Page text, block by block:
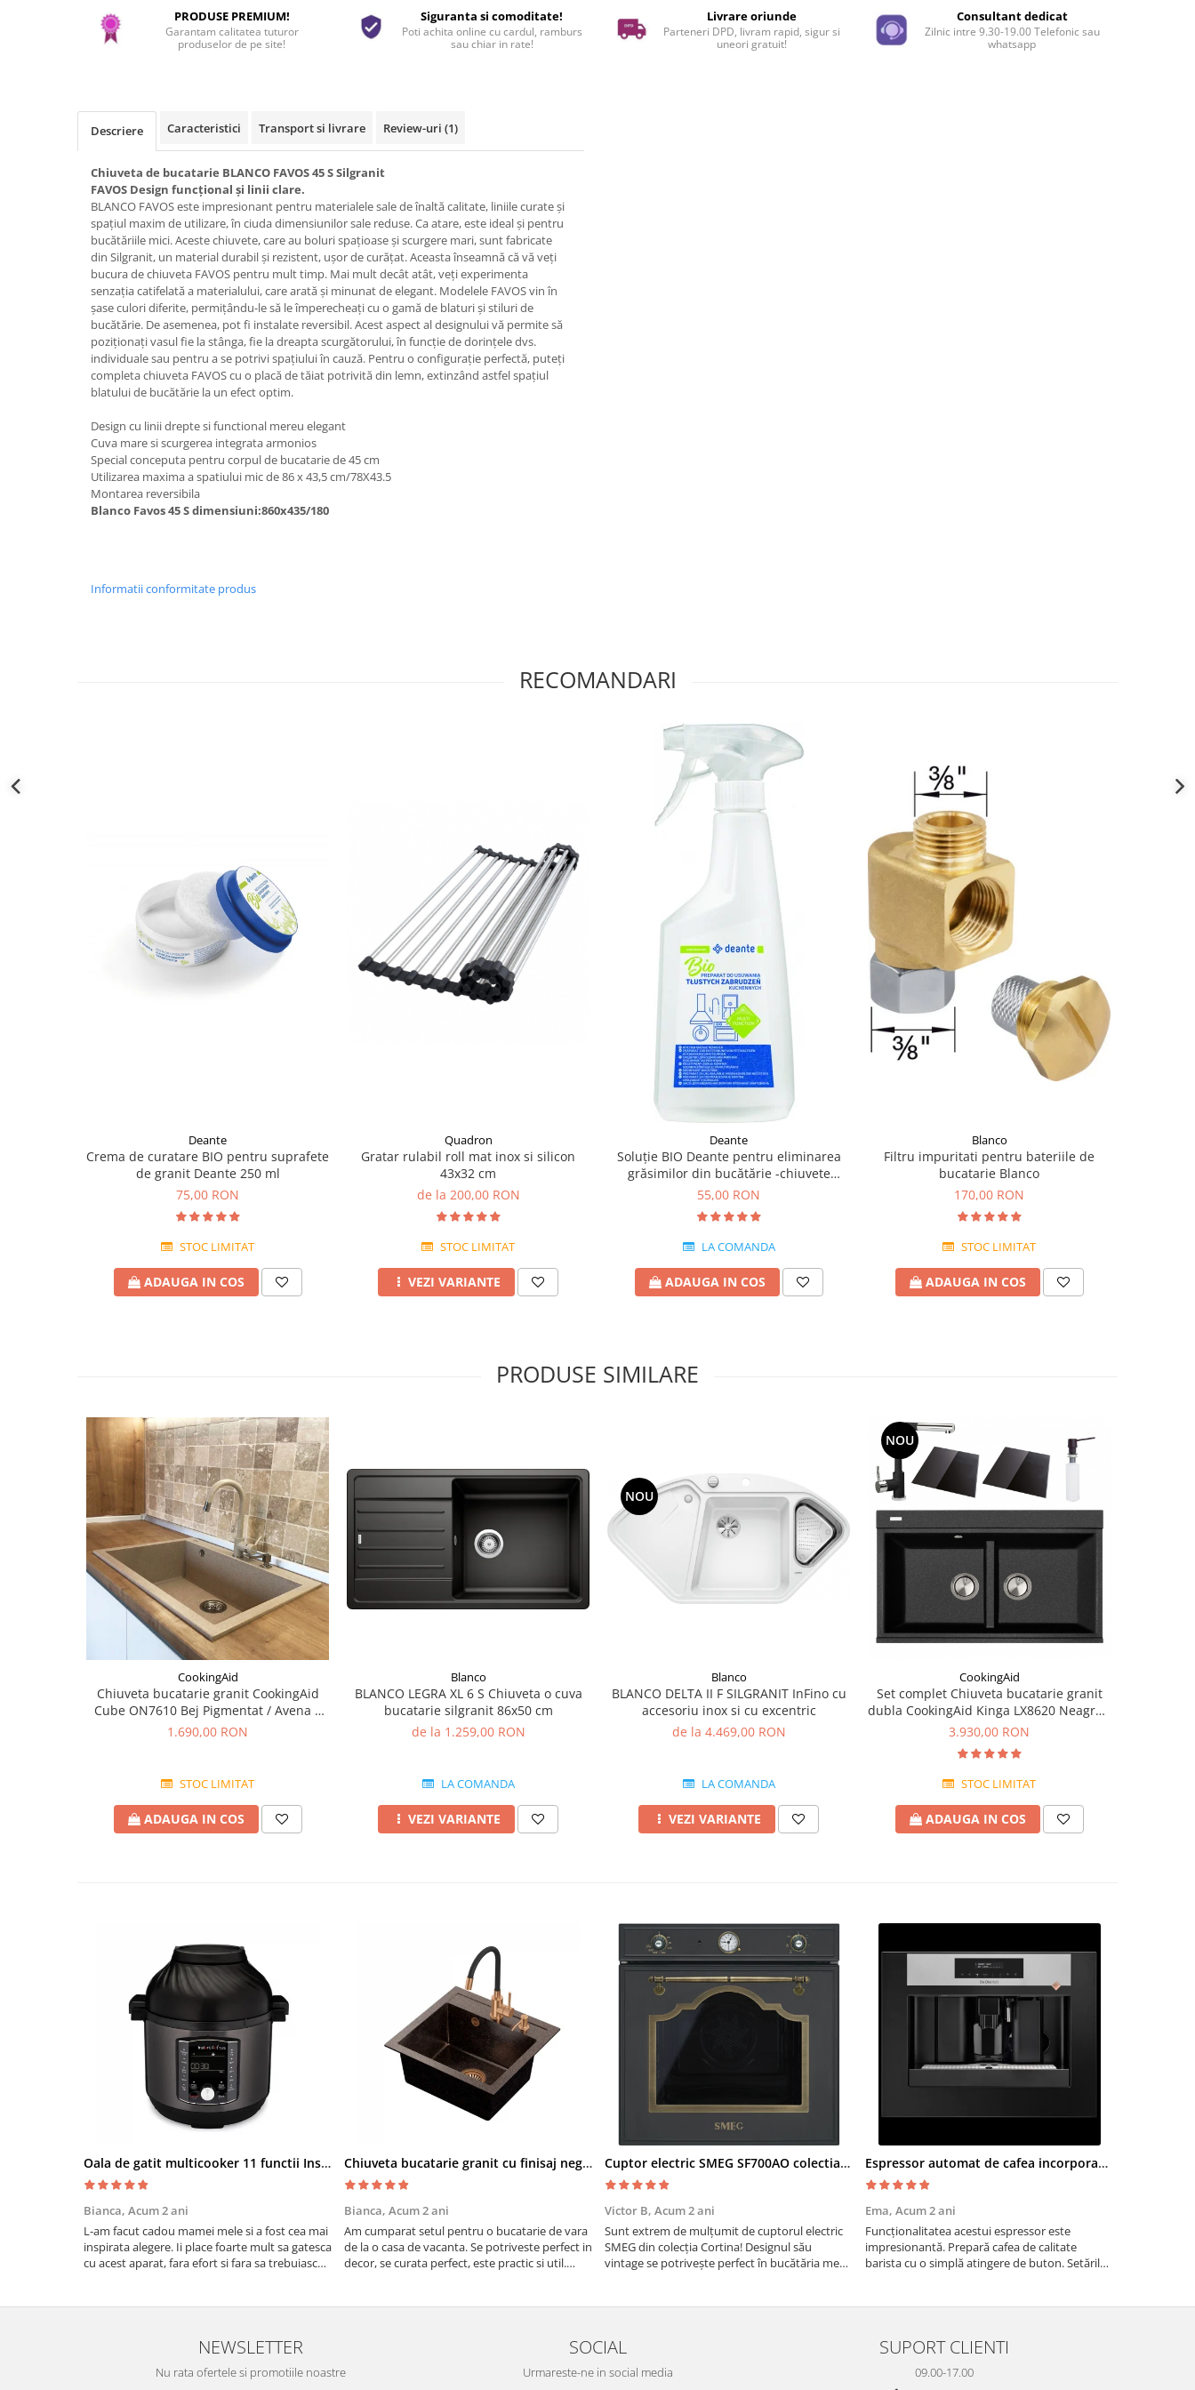
PRODUSE PREMIUM!
Garantam calitatea tuturor
produselor de pe site!
Siguranta si comoditate!
Poti achita online cu cardul, ramburs
sau chiar in rate!
Livrare oriunde
Parteneri DPD, livram rapid, sigur si
uneori gratuit!
Consultant dedicat
Zilnic intre 9.30-19.00 Telefonic sau
whatsapp
Descriere Caracteristici Transport si livrare Review-uri (1)
Chiuveta de bucatarie BLANCO FAVOS 45 S Silgranit
FAVOS Design funcțional și linii clare.
BLANCO FAVOS este impresionant pentru materialele sale de înaltă calitate, liniile curate și
spațiul maxim de utilizare, în ciuda dimensiunilor sale reduse. Ca atare, este ideal și pentru
bucătăriile mici. Aceste chiuvete, care au boluri spațioase și scurgere mari, sunt fabricate
din Silgranit, un material durabil și rezistent, ușor de curățat. Aceasta înseamnă că vă veți
bucura de chiuveta FAVOS pentru mult timp. Mai mult decât atât, veți experimenta
senzația catifelată a materialului, care arată și minunat de elegant. Modelele FAVOS vin în
șase culori diferite, permițându-le să le împerecheați cu o gamă de blaturi și stiluri de
bucătărie. De asemenea, pot fi instalate reversibil. Acest aspect al designului vă permite să
poziționați vasul fie la stânga, fie la dreapta scurgătorului, în funcție de dorințele dvs.
individuale sau pentru a se potrivi spațiului în cauză. Pentru o configurație perfectă, puteți
completa chiuveta FAVOS cu o placă de tăiat potrivită din lemn, extinzând astfel spațiul
blatului de bucătărie la un efect optim.
Design cu linii drepte si functional mereu elegant
Cuva mare si scurgerea integrata armonios
Special conceputa pentru corpul de bucatarie de 45 cm
Utilizarea maxima a spatiului mic de 86 x 43,5 cm/78X43.5
Montarea reversibila
Blanco Favos 45 S dimensiuni:860x435/180
Informatii conformitate produs
RECOMANDARI
Deante
Crema de curatare BIO pentru suprafete
de granit Deante 250 ml
75,00 RON
STOC LIMITAT
ADAUGA IN COS
Quadron
Gratar rulabil roll mat inox si silicon
43x32 cm
de la 200,00 RON
STOC LIMITAT
VEZI VARIANTE
Deante
Soluție BIO Deante pentru eliminarea
grăsimilor din bucătărie -chiuvete
granit,ceramica si inox
55,00 RON
LA COMANDA
ADAUGA IN COS
Blanco
Filtru impuritati pentru bateriile de
bucatarie Blanco
170,00 RON
STOC LIMITAT
ADAUGA IN COS
PRODUSE SIMILARE
CookingAid
Chiuveta bucatarie granit CookingAid
Cube ON7610 Bej Pigmentat / Avena +
accesorii montaj
1.690,00 RON
STOC LIMITAT
ADAUGA IN COS
Blanco
BLANCO LEGRA XL 6 S Chiuveta o cuva
bucatarie silgranit 86x50 cm
de la 1.259,00 RON
LA COMANDA
VEZI VARIANTE
NOU
Blanco
BLANCO DELTA II F SILGRANIT InFino cu
accesoriu inox si cu excentric
de la 4.469,00 RON
LA COMANDA
VEZI VARIANTE
NOU
CookingAid
Set complet Chiuveta bucatarie granit
dubla CookingAid Kinga LX8620 Neagra /
Black Metal quartz
3.930,00 RON
STOC LIMITAT
ADAUGA IN COS
Oala de gatit multicooker 11 functii Instant Pot Pro Crisp 8 + Air Fryer 7.6 lt
Bianca, Acum 2 ani
L-am facut cadou mamei mele si a fost cea mai
inspirata alegere. Ii place foarte mult sa gatesca
cu acest aparat, fara efort si fara sa trebuiasca
Chiuveta bucatarie granit cu finisaj negru perlat/cupru Steingran Art Copper cu dozator si baterie Quadron
Bianca, Acum 2 ani
Am cumparat setul pentru o bucatarie de vara
de la o casa de vacanta. Se potriveste perfect in
decor, se curata perfect, este practic si util.
Cuptor electric SMEG SF700AO colectia Cortina
Victor B, Acum 2 ani
Sunt extrem de mulțumit de cuptorul electric
SMEG din colecția Cortina! Designul său
vintage se potrivește perfect în bucătăria mea,
Espressor automat de cafea incorporabil De Dietrich Platinum
Ema, Acum 2 ani
Funcționalitatea acestui espressor este
impresionantă. Prepară cafea de calitate
barista cu o simplă atingere de buton. Setările
pentru a sa...
gospodărie!
NEWSLETTER
Nu rata ofertele si promotiile noastre
SOCIAL
Urmareste-ne in social media
SUPORT CLIENTI
09.00-17.00